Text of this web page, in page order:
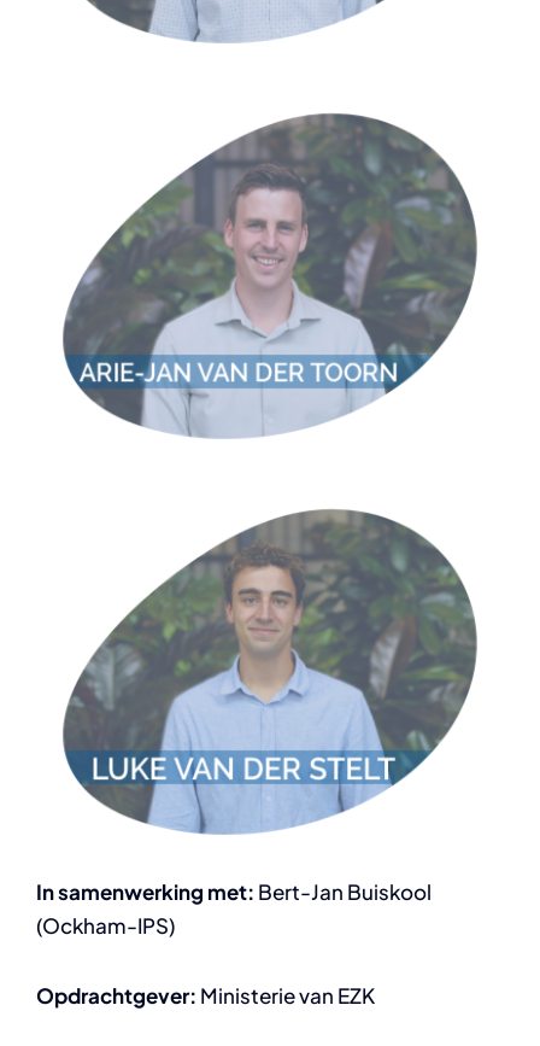
In samenwerking met: Bert-Jan Buiskool
(Ockham-IPS)
Opdrachtgever: Ministerie van EZK